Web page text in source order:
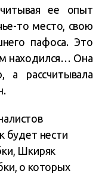
ее опыт
то место, свою
пафоса. Это
находился… Она
рассчитывала
будет нести
Шкиряк
о которых